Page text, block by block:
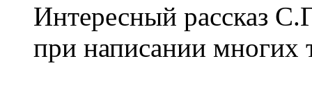
Интересный рассказ
при написании многих